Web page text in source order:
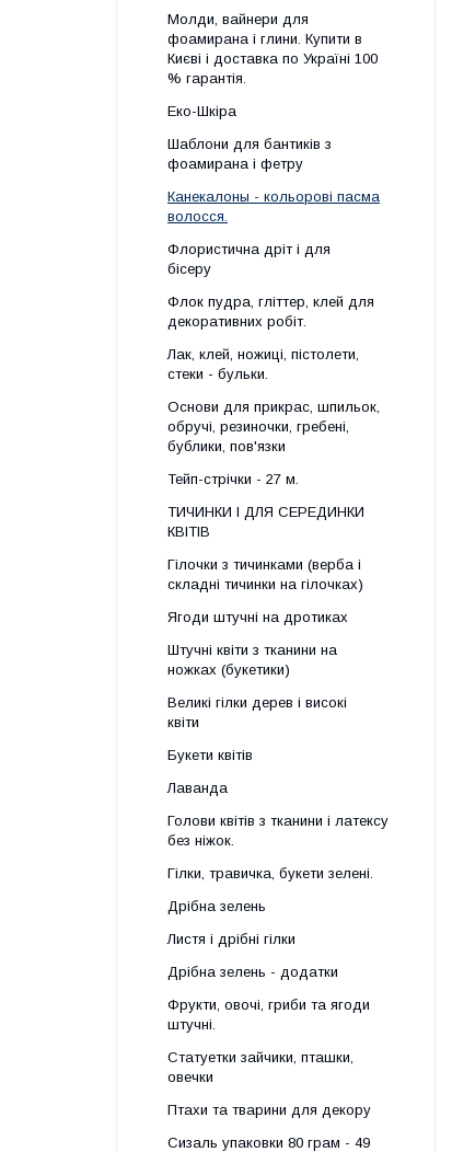
Молди, вайнери для
фоамирана і глини. Купити в
Києві і доставка по Україні 100
% гарантія.
Еко-Шкіра
Шаблони для бантиків з
фоамирана і фетру
Канекалоны - кольорові пасма
волосся.
Флористична дріт і для
бісеру
Флок пудра, гліттер, клей для
декоративних робіт.
Лак, клей, ножиці, пістолети,
стеки - бульки.
Основи для прикрас, шпильок,
обручі, резиночки, гребені,
бублики, пов'язки
Тейп-стрічки - 27 м.
ТИЧИНКИ І ДЛЯ СЕРЕДИНКИ
КВІТІВ
Гілочки з тичинками (верба і
складні тичинки на гілочках)
Ягоди штучні на дротиках
Штучні квіти з тканини на
ножках (букетики)
Великі гілки дерев і високі
квіти
Букети квітів
Лаванда
Голови квітів з тканини і латексу
без ніжок.
Гілки, травичка, букети зелені.
Дрібна зелень
Листя і дрібні гілки
Дрібна зелень - додатки
Фрукти, овочі, гриби та ягоди
штучні.
Статуетки зайчики, пташки,
овечки
Птахи та тварини для декору
Сизаль упаковки 80 грам - 49